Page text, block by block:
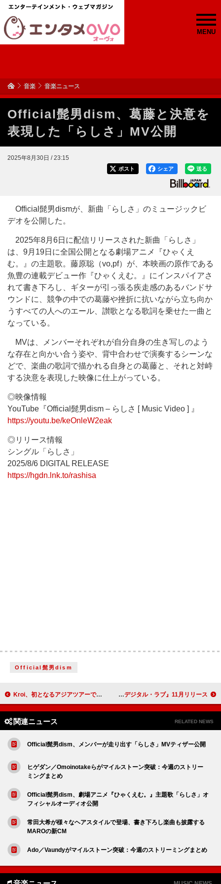
MENU
音楽 音楽ニュース
Official髭男dism、葛藤と決意を
表現した「らしさ」MV公開
2025年8月30日 / 23:15
送る
シェア
ポスト
Official髭男dismが、新曲「らしさ」のミュージックビ
デオを公開した。
2025年8月6日に配信リリースされた新曲「らしさ」
は、9月19日に全国公開となる劇場アニメ『ひゃくえ
む。』の主題歌。藤原聡（vo,pf）が、本映画の原作である
魚豊の連載デビュー作『ひゃくえむ。』にインスパイアさ
れて書き下ろし、ギターが引っ張る疾走感のあるバンドサ
ウンドに、競争の中での葛藤や挫折に抗いながら立ち向か
うすべての人へのエール、讃歌となる歌詞を乗せた一曲と
なっている。
MVは、メンバーそれぞれが自分自身の生き写しのよう
な存在と向かい合う姿や、背中合わせで演奏するシーンな
どで、楽曲の歌詞で描かれる自身との葛藤と、それと対峙
する決意を表現した映像に仕上がっている。
◎映像情報
YouTube『Official髭男dism – らしさ [ Music Video ] 』
https://youtu.be/keOnleW2eak
◎リリース情報
シングル「らしさ」
2025/8/6 DIGITAL RELEASE
https://hgdn.lnk.to/rashisa
Official髭男dism
Kroi、初となるアジアツアーでソウル／台北／バンコクへ WurtS、EP『デジタル・ラブ』11月リリース
関連ニュース RELATED NEWS
Official髭男dism、メンバーが走り出す「らしさ」MVティザー公開
ヒゲダン／Omoinotakeらがマイルストーン突破：今週のストリー
ミングまとめ
Official髭男dism、劇場アニメ『ひゃくえむ。』主題歌「らしさ」オ
フィシャルオーディオ公開
常田大希が様々なヘアスタイルで登場、書き下ろし楽曲も披露する
MAROの新CM
Ado／Vaundyがマイルストーン突破：今週のストリーミングまとめ